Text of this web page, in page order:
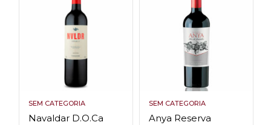
SEM CATEGORIA
Navaldar D.O.Ca
SEM CATEGORIA
Anya Reserva